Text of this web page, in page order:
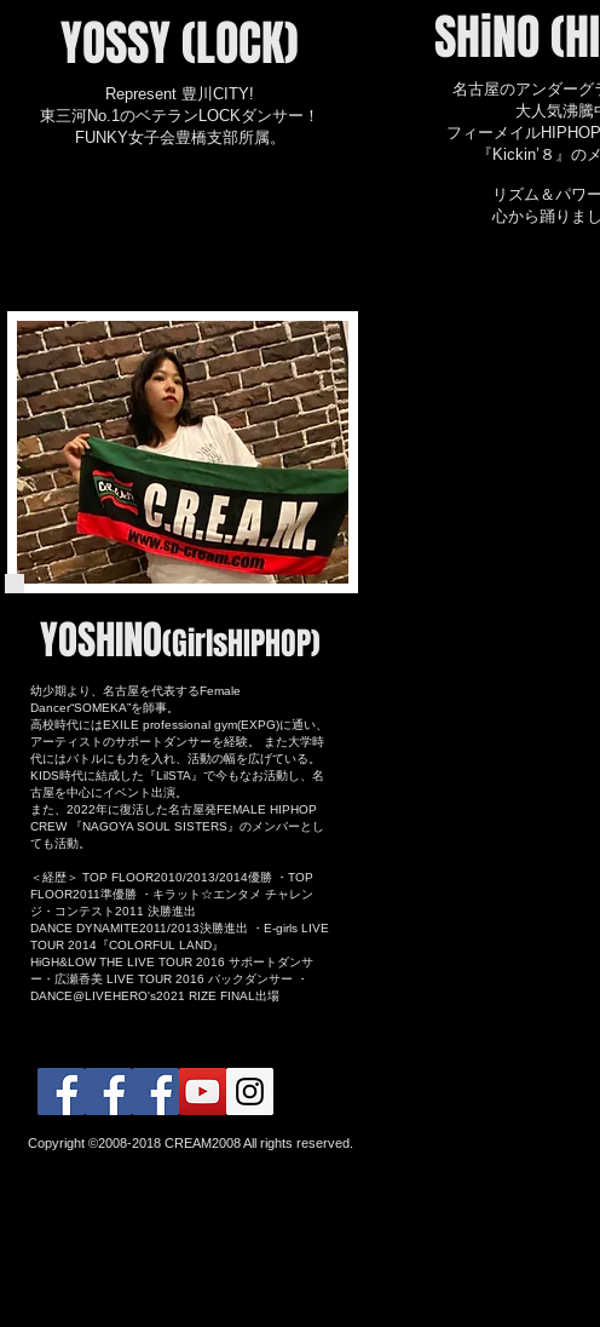
YOSSY (LOCK)
Represent 豊川CITY!
東三河No.1のベテランLOCKダンサー！
FUNKY女子会豊橋支部所属。
YOSHINO(GirlsHIPHOP)
幼少期より、名古屋を代表するFemale
Dancer“SOMEKA”を師事。
高校時代にはEXILE professional gym(EXPG)に通い、
アーティストのサポートダンサーを経験。 また大学時
代にはバトルにも力を入れ、活動の幅を広げている。
KIDS時代に結成した『LilSTA』で今もなお活動し、名
古屋を中心にイベント出演。
また、2022年に復活した名古屋発FEMALE HIPHOP
CREW 『NAGOYA SOUL SISTERS』のメンバーとし
ても活動。
＜経歴＞ TOP FLOOR2010/2013/2014優勝 ・TOP
FLOOR2011準優勝 ・キラット☆エンタメ チャレン
ジ・コンテスト2011 決勝進出
DANCE DYNAMITE2011/2013決勝進出 ・E-girls LIVE
TOUR 2014『COLORFUL LAND』
HiGH&LOW THE LIVE TOUR 2016 サポートダンサ
ー・広瀬香美 LIVE TOUR 2016 バックダンサー ・
DANCE@LIVEHERO's2021 RIZE FINAL出場
SHiNO
名古屋のアンダーグ
大人気沸騰
フィーメイル
『Kickin’８』の
リズム＆パワ
心から踊りま
Copyright ©2008-2018 CREAM2008 All rights reserved.